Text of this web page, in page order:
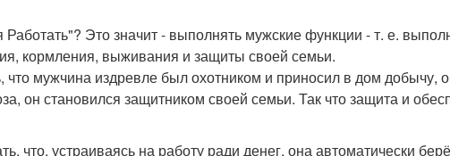
Работать"? Это значит - выполнять мужские функции - т. е.
кормления, выживания и защиты своей семьи.
что мужчина издревле был охотником и приносил в дом добычу,
он становился защитником своей семьи. Так что защита и
что, устраиваясь на работу ради денег, она автоматически